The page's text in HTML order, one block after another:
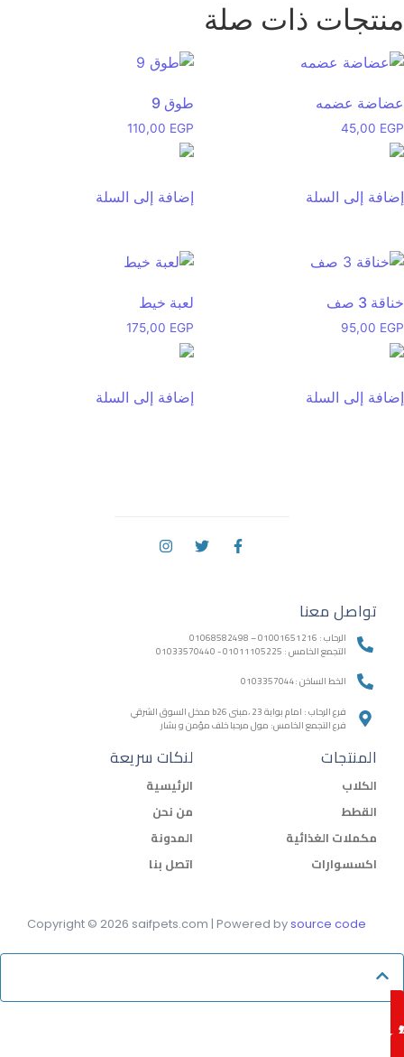
منتجات ذات صلة
عضاضة عضمه
45,00 EGP
إضافة إلى السلة
طوق 9
110,00 EGP
إضافة إلى السلة
خناقة 3 صف
95,00 EGP
إضافة إلى السلة
لعبة خيط
175,00 EGP
إضافة إلى السلة
تواصل معنا
الرحاب : 01001651216 – 01068582498
التجمع الخامس : 01011105225 - 01033570440
الخط الساخن :0103357044
فرع الرحاب : امام بوابة 23 ،مبنى b26 مدخل السوق الشرقي
فرع التجمع الخامس: مول مرحبا خلف مؤمن و بشار
المنتجات
الكلاب
القطط
مكملات الغذائية
اكسسوارات
لنكات سريعة
الرئيسية
من نحن
المدونة
اتصل بنا
Copyright © 2026 saifpets.com | Powered bysource code